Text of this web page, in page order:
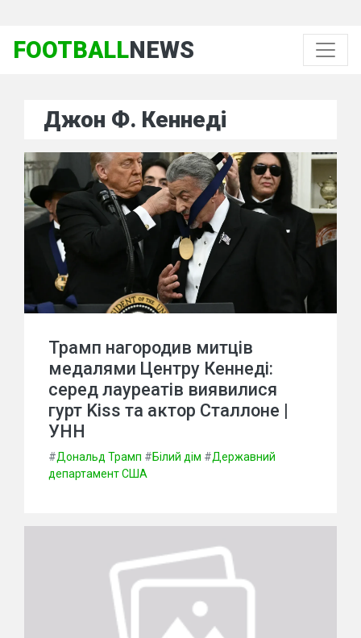
FOOTBALLNEWS
Джон Ф. Кеннеді
Трамп нагородив митців
медалями Центру Кеннеді:
серед лауреатів виявилися
гурт Kiss та актор Сталлоне |
УНН
#Дональд Трамп #Білий дім #Державний
департамент США